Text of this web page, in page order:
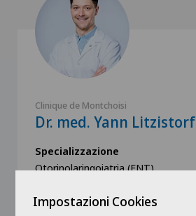
Clinique de Montchoisi
Dr. med. Yann Litzistorf
Specializzazione
Otorinolaringoiatria (ENT)
Impostazioni Cookies